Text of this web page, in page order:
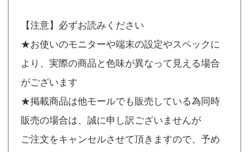
【注意】必ずお読みください
★お使いのモニターや端末の設定やスペックに
より、実際の商品と色味が異なって見える場合
がございます
★掲載商品は他モールでも販売している為同時
販売の場合は、誠に申し訳ございませんが
ご注文をキャンセルさせて頂きますので、予め